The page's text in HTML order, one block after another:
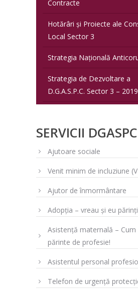
Contracte
Hotărâri și Proiecte ale
Local Sector 3
Strategia Națională
Strategia de Dezvoltare a
D.G.A.S.P.C. Sector 3 –
SERVICII DGASPC
Ajutoare sociale
Venit minim de incluziune
Ajutor de înmormântare
Adopția – vreau și eu
Asistență maternală – Cum
părinte de profesie!
Asistentul personal
Telefon de urgență